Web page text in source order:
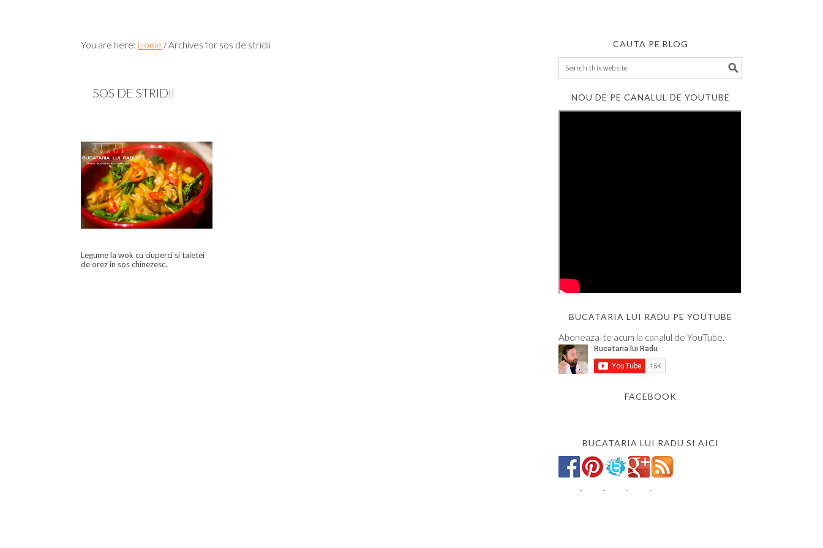
You are here: Home /Archives for sos de stridii
SOS DE STRIDII
Legume la wok cu ciuperci si taietei
de orez in sos chinezesc.
CAUTA PE BLOG
NOU DE PE CANALUL DE YOUTUBE
BUCATARIA LUI RADU PE YOUTUBE
Aboneaza-te acum la canalul de YouTube.
FACEBOOK
BUCATARIA LUI RADU SI AICI